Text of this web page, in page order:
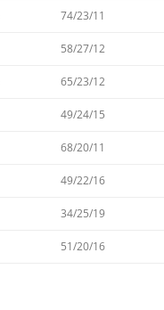
74/23/11
58/27/12
65/23/12
49/24/15
68/20/11
49/22/16
34/25/19
51/20/16